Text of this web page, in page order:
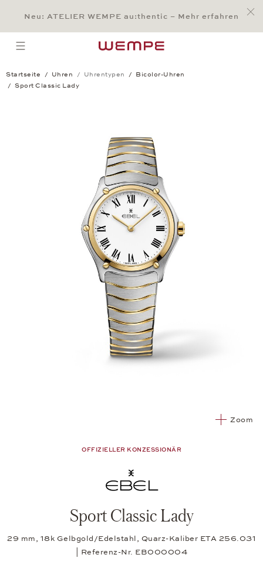
Main Content
Main Menu
Search
Footer
Neu: ATELIER WEMPE au:thentic – Mehr erfahren
open menu
Startseite Uhren Uhrentypen
Bicolor-Uhren
Sport Classic Lady
Zoom
OFFIZIELLER KONZESSIONÄR
Sport Classic Lady
29 mm, 18k Gelbgold/Edelstahl, Quarz-Kaliber ETA 256.031
| Referenz-Nr. EB000004